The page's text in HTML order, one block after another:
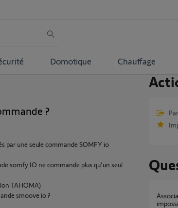
Domotique Chauffage
?
par une seule commande SOMFY io
somfy IO ne commande plus qu'un seul
TAHOMA)
smoove io ?
Association volet somfy et tahoma v2